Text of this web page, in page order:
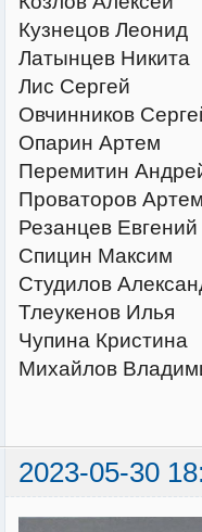
Кузнецов Леонид
Латынцев Никита
Лис Сергей
Овчинников
Опарин Артем
Перемитин
Проваторов
Резанцев Евгений
Спицин Максим
Студилов
Тлеукенов Илья
Чупина Кристина
Михайлов
2023-05-30